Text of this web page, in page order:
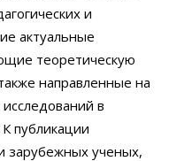
и
актуальные
теоретическую
направленные на
в
публикации
зарубежных ученых,